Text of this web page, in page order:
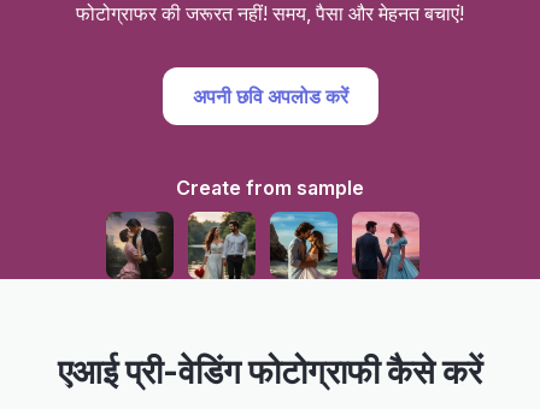
फोटोग्राफर की जरूरत नहीं! समय, पैसा और मेहनत बचाएं!
अपनी छवि अपलोड करें
Create from sample
एआई प्री-वेडिंग फोटोग्राफी कैसे करें